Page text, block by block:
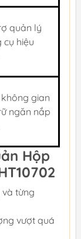
quản lý
cụ hiệu
không gian
ngăn nắp
Hộp
từng
vượt quá